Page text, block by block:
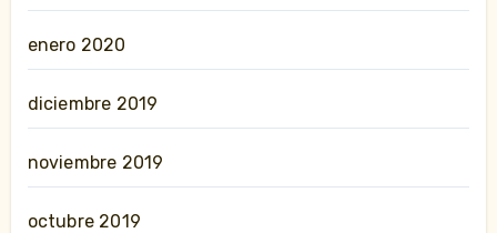
enero 2020
diciembre 2019
noviembre 2019
octubre 2019